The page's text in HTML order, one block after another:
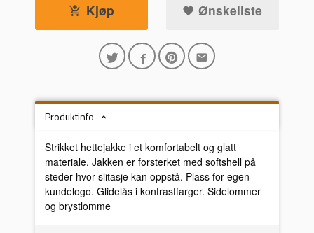
Kjøp Ønskeliste
Produktinfo
Strikket hettejakke i et komfortabelt og glatt
materiale. Jakken er forsterket med softshell på
steder hvor slitasje kan oppstå. Plass for egen
kundelogo. Glidelås i kontrastfarger. Sidelommer
og brystlomme